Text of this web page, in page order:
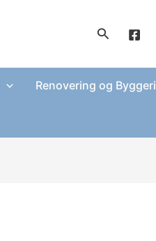
Søg
Renovering og Byggeri